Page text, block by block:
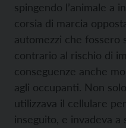
spingendo l’animale a
corsia di marcia
automezzi che fossero
contrario al rischio di
conseguenze anche
agli occupanti. Non
utilizzava il cellulare
inseguito, e invadeva a